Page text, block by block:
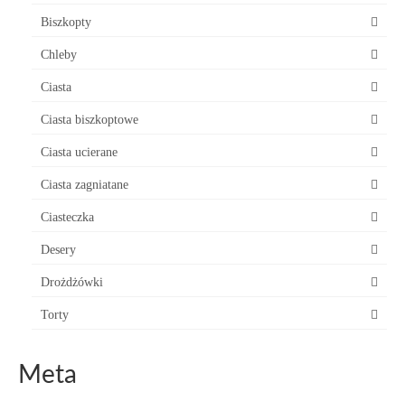
Biszkopty
Chleby
Ciasta
Ciasta biszkoptowe
Ciasta ucierane
Ciasta zagniatane
Ciasteczka
Desery
Drożdżówki
Torty
Meta